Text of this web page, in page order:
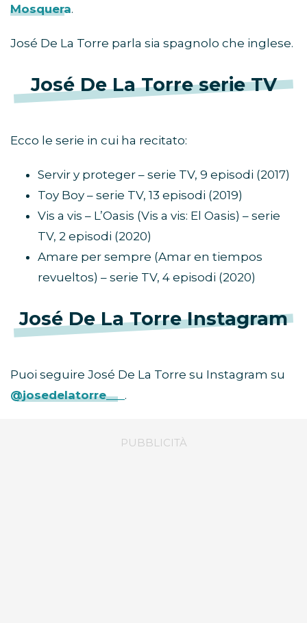
Mosquera.
José De La Torre parla sia spagnolo che inglese.
José De La Torre serie TV
Ecco le serie in cui ha recitato:
Servir y proteger – serie TV, 9 episodi (2017)
Toy Boy – serie TV, 13 episodi (2019)
Vis a vis – L’Oasis (Vis a vis: El Oasis) – serie
TV, 2 episodi (2020)
Amare per sempre (Amar en tiempos
revueltos) – serie TV, 4 episodi (2020)
José De La Torre Instagram
Puoi seguire José De La Torre su Instagram su
@josedelatorre___ .